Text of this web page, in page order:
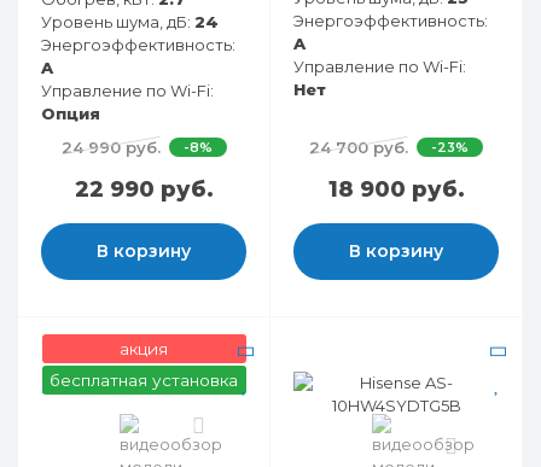
Уровень шума, дБ: 24
Энергоэффективность:
A
Управление по Wi-Fi:
Опция
24 990 руб.
-8%
22 990 руб.
В корзину
Энергоэффективность:
A
Управление по Wi-Fi:
Нет
24 700 руб. -23%
18 900 руб.
В корзину
акция
бесплатная установка
0